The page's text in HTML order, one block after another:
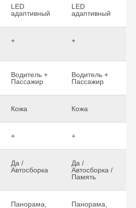
LED
адаптивный
LED
адаптивный
+ +
Водитель +
Пассажир
Водитель +
Пассажир
Кожа Кожа
+ +
Да /
Автосборка
Да /
Автосборка /
Память
Панорама,
Панорама,